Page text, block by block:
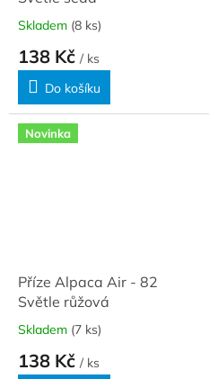
Skladem (8 ks)
138 Kč / ks
Do košíku
Novinka
Příze Alpaca Air - 82
Světle růžová
Skladem (7 ks)
138 Kč / ks